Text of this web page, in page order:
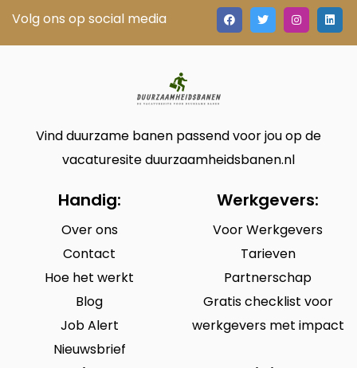
Volg ons op social media
Vind duurzame banen passend voor jou op de
vacaturesite duurzaamheidsbanen.nl
Handig:
Over ons
Contact
Hoe het werkt
Blog
Job Alert
Nieuwsbrief
Werkgevers:
Voor Werkgevers
Tarieven
Partnerschap
Gratis checklist voor
werkgevers met impact